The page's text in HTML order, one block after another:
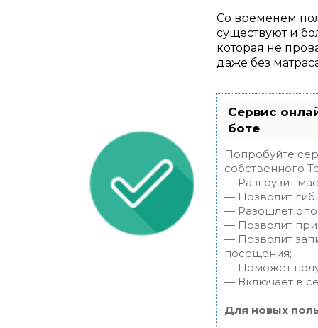
Со временем
существуют и
которая не
даже без
Сервис
боте
Попробуйте
собственного
— Разгрузит
— Позволит
— Разошлет
— Позволит
— Позволит
посещения;
— Поможет
— Включает в
Для новых